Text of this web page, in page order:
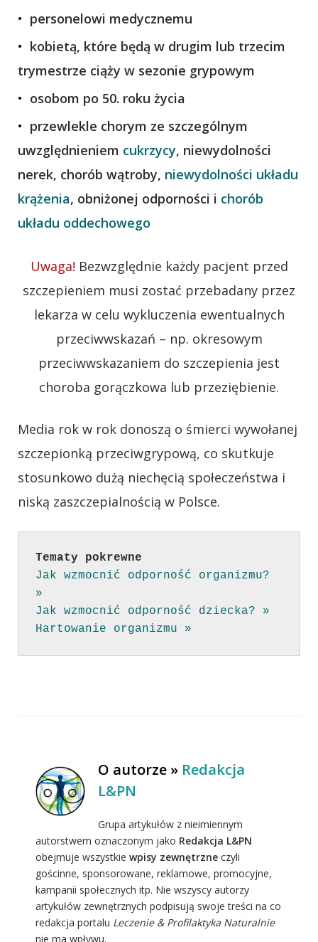
personelowi medycznemu
kobietą, które będą w drugim lub trzecim
trymestrze ciąży w sezonie grypowym
osobom po 50. roku życia
przewlekle chorym ze szczególnym
uwzględnieniem cukrzycy, niewydolności
nerek, chorób wątroby, niewydolności układu
krążenia, obniżonej odporności i chorób
układu oddechowego
Uwaga! Bezwzględnie każdy pacjent przed
szczepieniem musi zostać przebadany przez
lekarza w celu wykluczenia ewentualnych
przeciwwskazań – np. okresowym
przeciwwskazaniem do szczepienia jest
choroba gorączkowa lub przeziębienie.
Media rok w rok donoszą o śmierci wywołanej
szczepionką przeciwgrypową, co skutkuje
stosunkowo dużą niechęcią społeczeństwa i
niską zaszczepialnością w Polsce.
Tematy pokrewne
Jak wzmocnić odporność organizmu?
»
Jak wzmocnić odporność dziecka? »
Hartowanie organizmu »
O autorze » Redakcja
L&PN
Grupa artykułów z nieimiennym
autorstwem oznaczonym jako Redakcja L&PN
obejmuje wszystkie wpisy zewnętrzne czyli
gościnne, sponsorowane, reklamowe, promocyjne,
kampanii społecznych itp. Nie wszyscy autorzy
artykułów zewnętrznych podpisują swoje treści na co
redakcja portalu Leczenie & Profilaktyka Naturalnie
nie ma wpływu.